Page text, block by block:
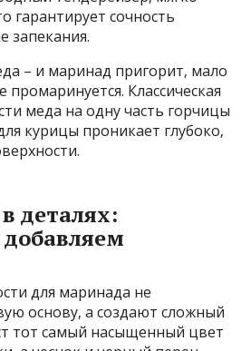
гарантирует сочность
запекания.
– и маринад пригорит‚ мало
промаринуется. Классическая
меда на одну часть горчицы
курицы проникает глубоко‚
деталях:
для маринада не
основу‚ а создают сложный
тот самый насыщенный цвет